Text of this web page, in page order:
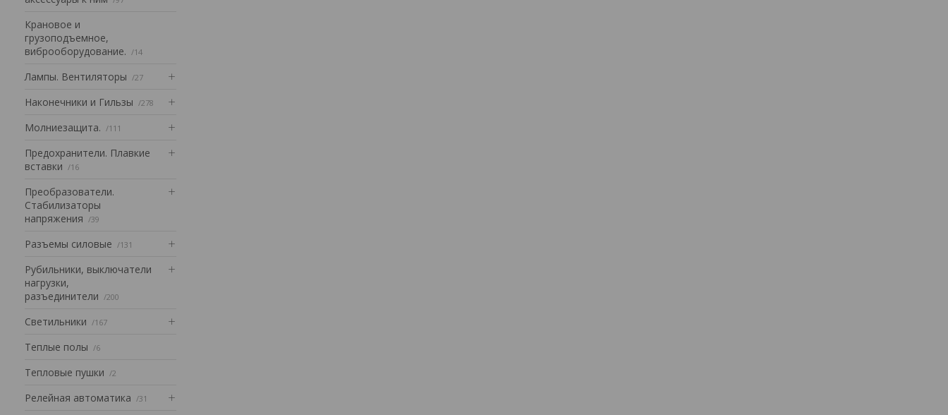
Крановое и
грузоподъемное,
виброоборудование.
14
Лампы. Вентиляторы 27
Наконечники и Гильзы 278
Mолниезащита. 111
Предохранители. Плавкие
вставки
16
Преобразователи.
Стабилизаторы
напряжения
39
Разъемы силовые 131
Рубильники, выключатели
нагрузки,
разъединители
200
Светильники 167
Теплые полы 6
Тепловые пушки 2
Релейная автоматика 31